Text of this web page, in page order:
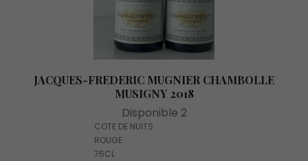
JACQUES-FREDERIC MUGNIER CHAMBOLLE
MUSIGNY 2018
Disponible 2
COTE DE NUITS
ROUGE
75CL